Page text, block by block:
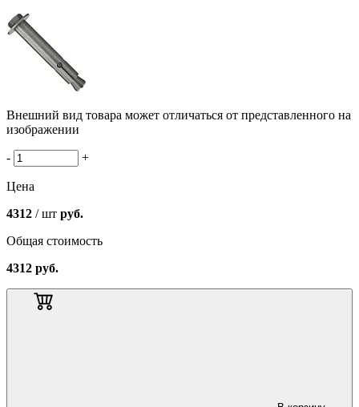
Внешний вид товара может отличаться от представленного на
изображении
- +
Цена
4312 / шт руб.
Общая стоимость
4312 руб.